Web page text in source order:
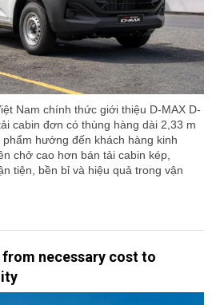
Nam chính thức giới thiệu D-MAX D-
cabin đơn có thùng hàng dài 2,33 m
hướng đến khách hàng kinh
chở cao hơn bán tải cabin kép,
tiện, bền bỉ và hiệu quả trong vận
necessary cost to